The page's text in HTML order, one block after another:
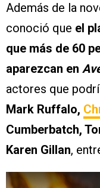
Además de la
conoció que el
que más de 60
aparezcan en
actores que
Mark Ruffalo,
Cumberbatch,
Karen Gillan,